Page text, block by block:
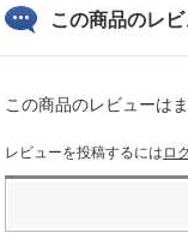
この商品のレ
この商品のレビューは
レビューを投稿するには ロ